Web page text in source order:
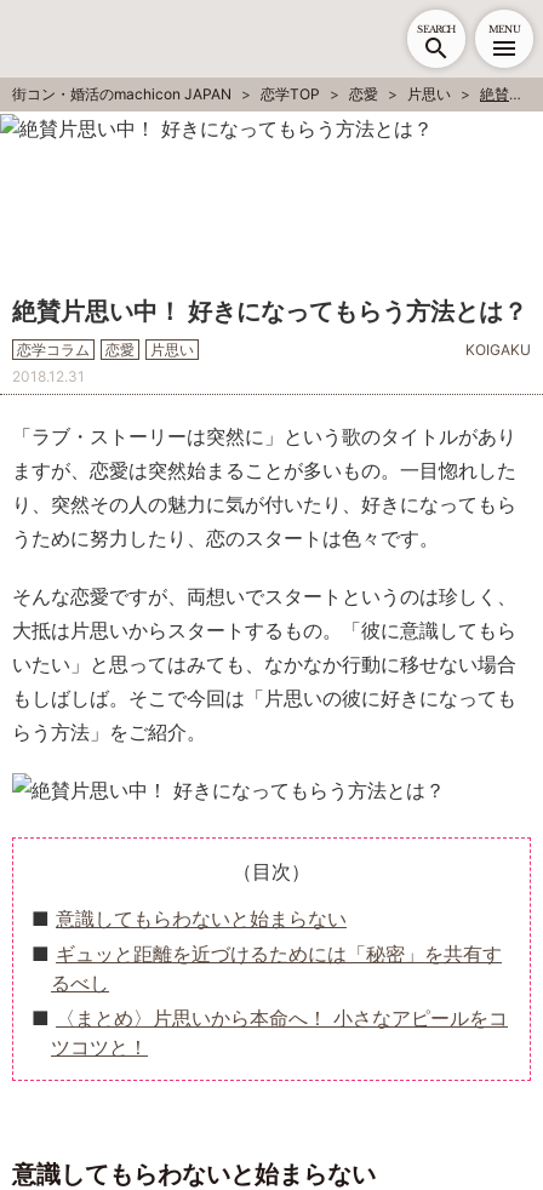
SEARCH MENU
街コン・婚活のmachicon JAPAN 恋学TOP 恋愛 片思い 絶賛片思い中！ 好きになってもらう方法とは？
絶賛片思い中！ 好きになってもらう方法とは？
恋学コラム 恋愛 片思い
KOIGAKU
2018.12.31
「ラブ・ストーリーは突然に」という歌のタイトルがあり
ますが、恋愛は突然始まることが多いもの。一目惚れした
り、突然その人の魅力に気が付いたり、好きになってもら
うために努力したり、恋のスタートは色々です。
そんな恋愛ですが、両想いでスタートというのは珍しく、
大抵は片思いからスタートするもの。「彼に意識してもら
いたい」と思ってはみても、なかなか行動に移せない場合
もしばしば。そこで今回は「片思いの彼に好きになっても
らう方法」をご紹介。
（目次）
意識してもらわないと始まらない
ギュッと距離を近づけるためには「秘密」を共有す
るべし
〈まとめ〉片思いから本命へ！ 小さなアピールをコ
ツコツと！
意識してもらわないと始まらない